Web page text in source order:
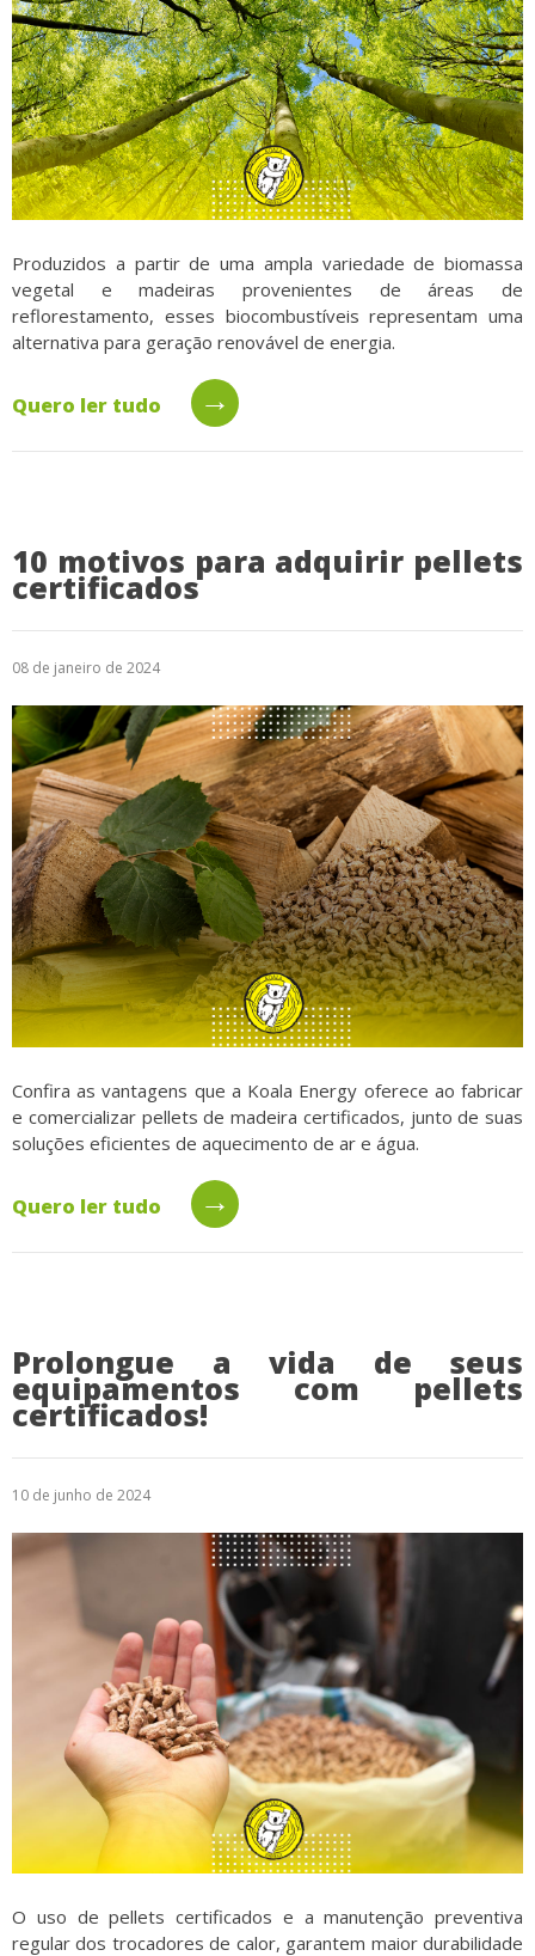
Produzidos a partir de uma ampla variedade de biomassa
vegetal e madeiras provenientes de áreas de
reflorestamento, esses biocombustíveis representam uma
alternativa para geração renovável de energia.
Quero ler tudo →
10 motivos para adquirir pellets
certificados
08 de janeiro de 2024
Confira as vantagens que a Koala Energy oferece ao fabricar
e comercializar pellets de madeira certificados, junto de suas
soluções eficientes de aquecimento de ar e água.
Quero ler tudo →
Prolongue a vida de seus
equipamentos com pellets
certificados!
10 de junho de 2024
O uso de pellets certificados e a manutenção preventiva
regular dos trocadores de calor, garantem maior durabilidade